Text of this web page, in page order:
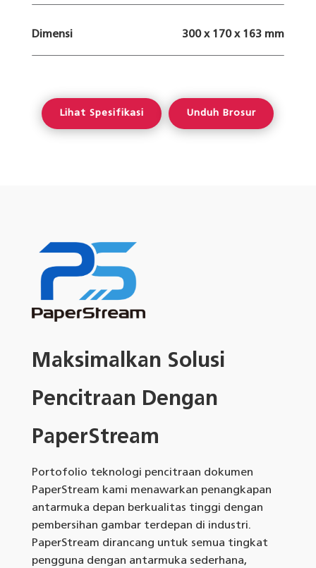
Dimensi 300 x 170 x 163 mm
Lihat Spesifikasi Unduh Brosur
Maksimalkan Solusi
Pencitraan Dengan
PaperStream
Portofolio teknologi pencitraan dokumen
PaperStream kami menawarkan penangkapan
antarmuka depan berkualitas tinggi dengan
pembersihan gambar terdepan di industri.
PaperStream dirancang untuk semua tingkat
pengguna dengan antarmuka sederhana,